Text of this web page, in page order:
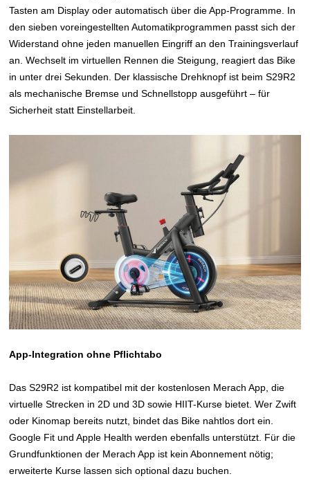
Tasten am Display oder automatisch über die App-Programme. In
den sieben voreingestellten Automatikprogrammen passt sich der
Widerstand ohne jeden manuellen Eingriff an den Trainingsverlauf
an. Wechselt im virtuellen Rennen die Steigung, reagiert das Bike
in unter drei Sekunden. Der klassische Drehknopf ist beim S29R2
als mechanische Bremse und Schnellstopp ausgeführt – für
Sicherheit statt Einstellarbeit.
App-Integration ohne Pflichtabo
Das S29R2 ist kompatibel mit der kostenlosen Merach App, die
virtuelle Strecken in 2D und 3D sowie HIIT-Kurse bietet. Wer Zwift
oder Kinomap bereits nutzt, bindet das Bike nahtlos dort ein.
Google Fit und Apple Health werden ebenfalls unterstützt. Für die
Grundfunktionen der Merach App ist kein Abonnement nötig;
erweiterte Kurse lassen sich optional dazu buchen.